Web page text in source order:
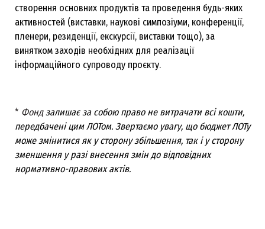
створення основних продуктів та проведення будь-яких
активностей (виставки, наукові симпозіуми, конференції,
пленери, резиденції, екскурсії, виставки тощо), за
винятком заходів необхідних для реалізації
інформаційного супроводу проєкту.
* Фондзалишає за собою право не витрачати всі кошти,
передбачені цим ЛОТом. Звертаємо увагу, що бюджет ЛОТу
може змінитися як у сторону збільшення, так і у сторону
зменшення у разі внесення змін до відповідних
нормативно-правових актів.